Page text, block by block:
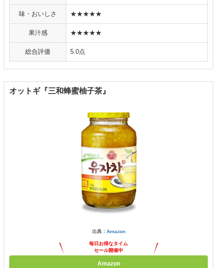
味・おいしさ ★★★★★
果汁感 ★★★★★
総合評価 5.0点
オットギ『三和蜂蜜柚子茶』
出典： Amazon
毎日お得なタイム
セール開催中
Amazon